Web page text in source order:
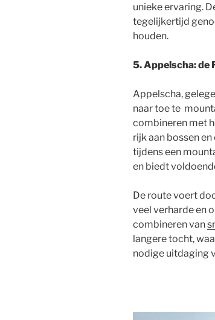
unieke ervaring.
tegelijkertijd
houden.
5. Appelscha: de
Appelscha,
naar toe te
combineren met
rijk aan bossen
tijdens een
en biedt
De route voert
veel verharde en
combineren van
langere tocht,
nodige uitdaging